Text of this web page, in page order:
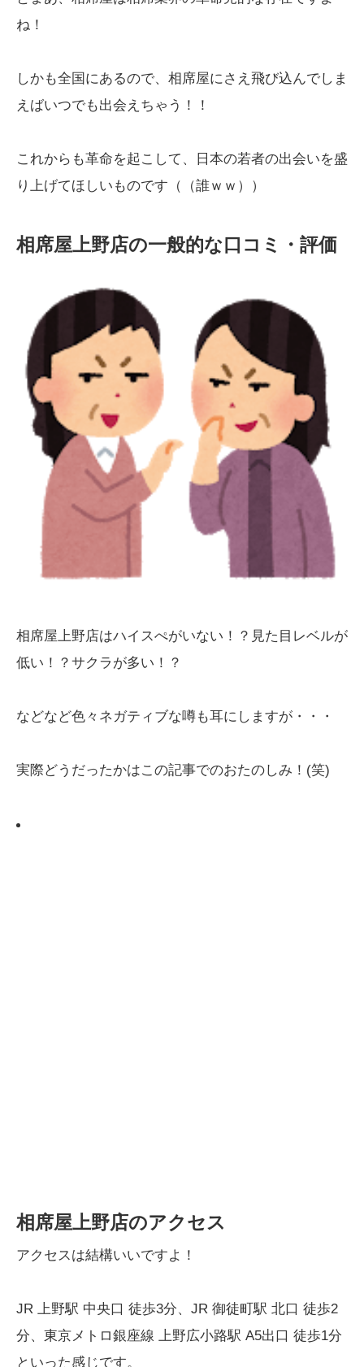
ね！
しかも全国にあるので、相席屋にさえ飛び込んでしま
えばいつでも出会えちゃう！！
これからも革命を起こして、日本の若者の出会いを盛
り上げてほしいものです（（誰ｗｗ））
相席屋上野店の一般的な口コミ・評価
相席屋上野店はハイスぺがいない！？見た目レベルが
低い！？サクラが多い！？
などなど色々ネガティブな噂も耳にしますが・・・
実際どうだったかはこの記事でのおたのしみ！(笑)
相席屋上野店のアクセス
アクセスは結構いいですよ！
JR 上野駅 中央口 徒歩3分、JR 御徒町駅 北口 徒歩2
分、東京メトロ銀座線 上野広小路駅 A5出口 徒歩1分
といった感じです。